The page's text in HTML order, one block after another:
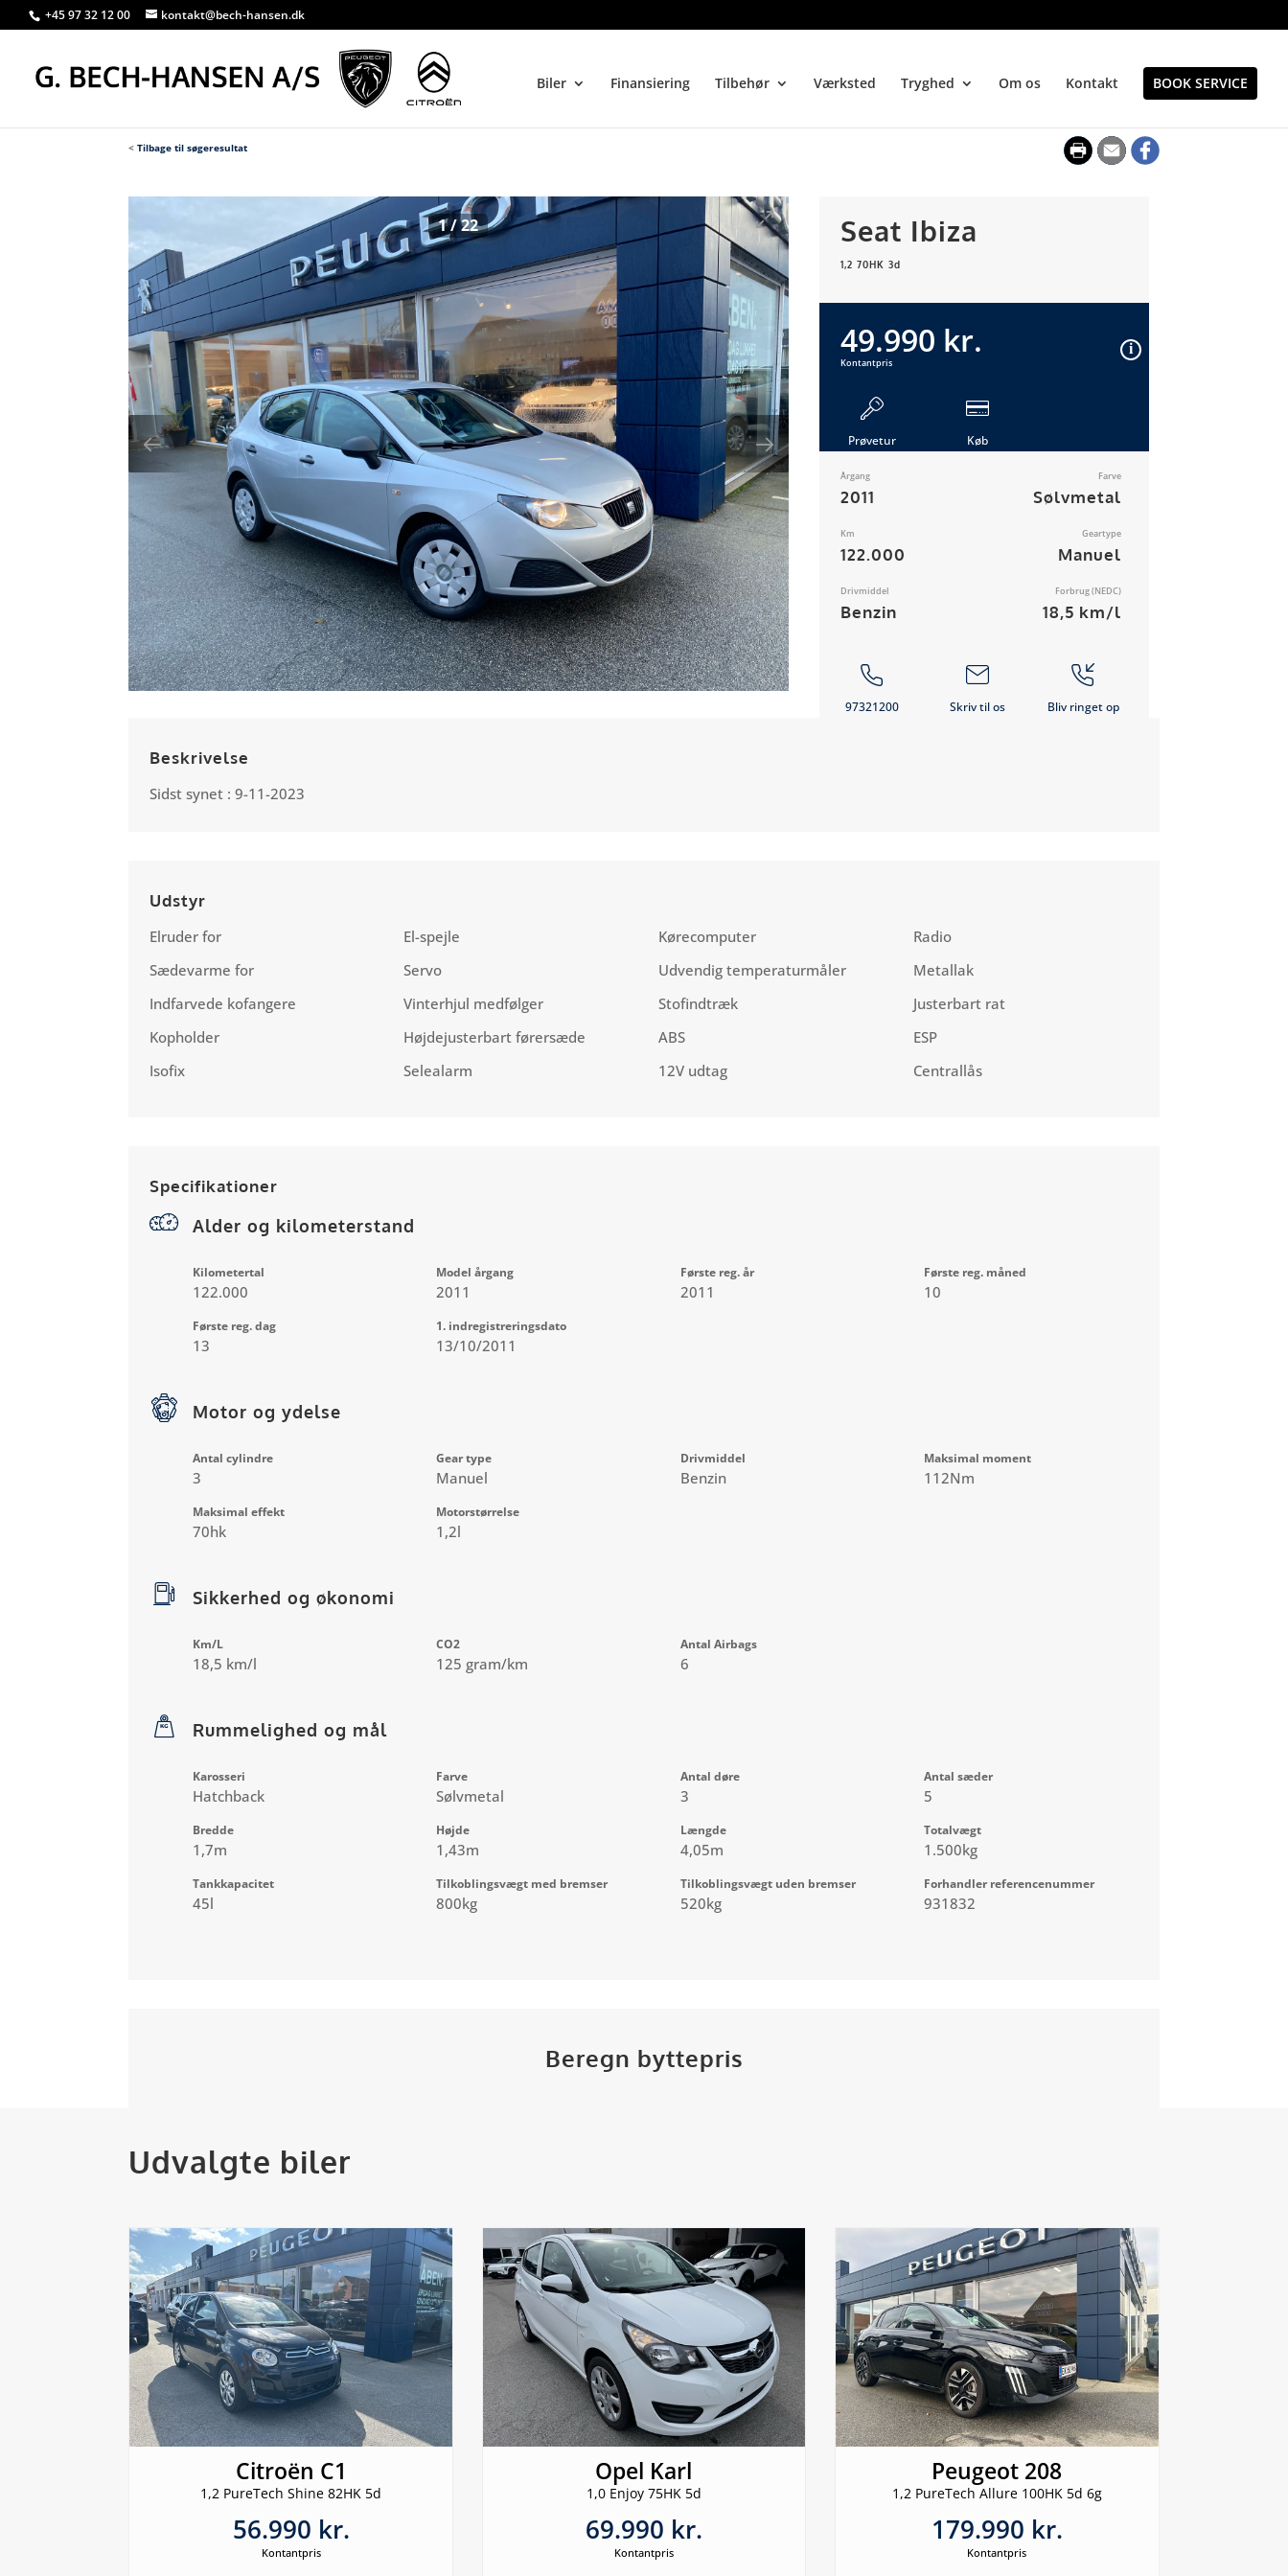
+45 97 32 12 00 kontakt@bech-hansen.dk
Biler Finansiering Tilbehør Værksted Tryghed Om os Kontakt BOOK SERVICE
<Tilbage til søgeresultat
1/22 Seat Ibiza
1,2 70HK 3d
49.990 kr.
Kontantpris
Prøvetur Køb
Årgang
2011
Farve
Sølvmetal
Km
122.000
Geartype
Manuel
Drivmiddel
Benzin
Forbrug (NEDC)
18,5 km/l
97321200 Skriv til os Bliv ringet op
Beskrivelse
Sidst synet : 9-11-2023
Udstyr
Elruder for El-spejle Kørecomputer
Radio
Sædevarme for
Servo Udvendig temperaturmåler
Metallak
Indfarvede kofangere
Vinterhjul medfølger Stofindtræk
Justerbart rat
Kopholder
Højdejusterbart førersæde ABS
ESP
Isofix
Selealarm 12V udtag Centrallås
Specifikationer
Alder og kilometerstand
Kilometertal
122.000
Model årgang
2011
Første reg. år
2011
Første reg. måned
10
Første reg. dag
13
1. indregistreringsdato
13/10/2011
Motor og ydelse
Antal cylindre
3
Gear type
Manuel
Drivmiddel
Benzin
Maksimal moment
112Nm
Maksimal effekt
70hk
Motorstørrelse
1,2l
Sikkerhed og økonomi
Km/L
18,5 km/l
CO2
125 gram/km
Antal Airbags
6
Rummelighed og mål
Karosseri
Hatchback
Farve
Sølvmetal
Antal døre
3
Antal sæder
5
Bredde
1,7m
Højde
1,43m
Længde
4,05m
Totalvægt
1.500kg
Tankkapacitet
45l
Tilkoblingsvægt med bremser
800kg
Tilkoblingsvægt uden bremser
520kg
Forhandler referencenummer
931832
Beregn byttepris
Udvalgte biler
Citroën C1
1,2 PureTech Shine 82HK 5d
56.990 kr.
Kontantpris
Opel Karl
1,0 Enjoy 75HK 5d
69.990 kr.
Kontantpris
Peugeot 208
1,2 PureTech Allure 100HK 5d 6g
179.990 kr.
Kontantpris